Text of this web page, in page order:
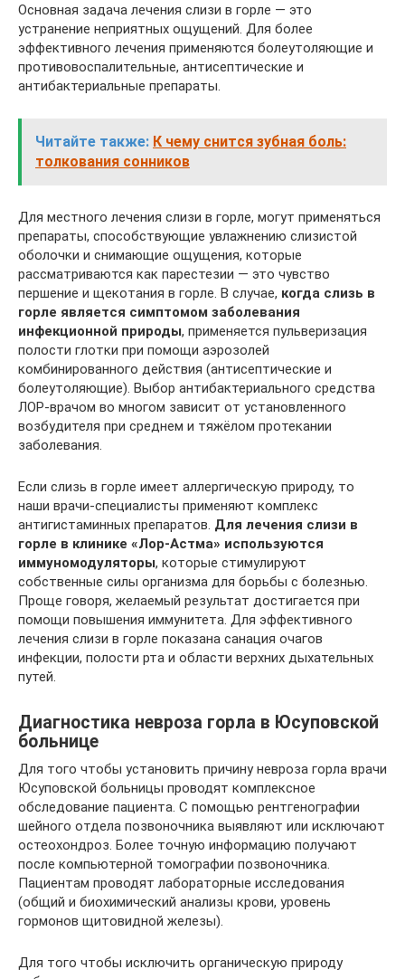
Основная задача лечения слизи в горле — это
устранение неприятных ощущений. Для более
эффективного лечения применяются болеутоляющие и
противовоспалительные, антисептические и
антибактериальные препараты.
Читайте также: К чему снится зубная боль:
толкования сонников
Для местного лечения слизи в горле, могут применяться
препараты, способствующие увлажнению слизистой
оболочки и снимающие ощущения, которые
рассматриваются как парестезии — это чувство
першение и щекотания в горле. В случае, когда слизь в
горле является симптомом заболевания
инфекционной природы, применяется пульверизация
полости глотки при помощи аэрозолей
комбинированного действия (антисептические и
болеутоляющие). Выбор антибактериального средства
ЛОР-врачом во многом зависит от установленного
возбудителя при среднем и тяжёлом протекании
заболевания.
Если слизь в горле имеет аллергическую природу, то
наши врачи-специалисты применяют комплекс
антигистаминных препаратов. Для лечения слизи в
горле в клинике «Лор-Астма» используются
иммуномодуляторы, которые стимулируют
собственные силы организма для борьбы с болезнью.
Проще говоря, желаемый результат достигается при
помощи повышения иммунитета. Для эффективного
лечения слизи в горле показана санация очагов
инфекции, полости рта и области верхних дыхательных
путей.
Диагностика невроза горла в Юсуповской
больнице
Для того чтобы установить причину невроза горла врачи
Юсуповской больницы проводят комплексное
обследование пациента. С помощью рентгенографии
шейного отдела позвоночника выявляют или исключают
остеохондроз. Более точную информацию получают
после компьютерной томографии позвоночника.
Пациентам проводят лабораторные исследования
(общий и биохимический анализы крови, уровень
гормонов щитовидной железы).
Для того чтобы исключить органическую природу